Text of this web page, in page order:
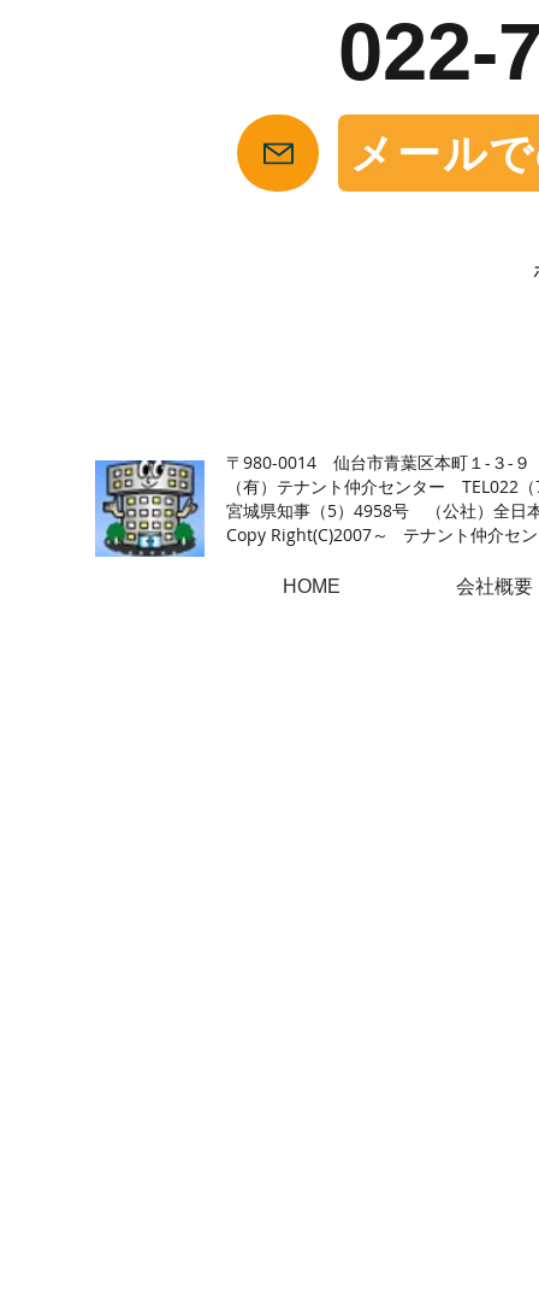
022-
メール
〒980-0014 仙台市青葉区本町１-３-９
（有）テナント仲介センター TEL022
宮城県知事（5）4958号 （公社）全日
Copy Right(C)2007～ テナント仲介セ
HOME 会社概要